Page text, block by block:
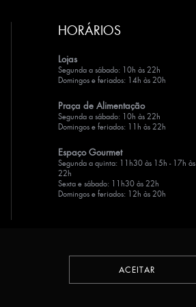
HORÁRIOS
Lojas
Segunda a sábado: 10h às 22h
Domingos e feriados: 14h às 20h
Praça de Alimentação
Segunda a sábado: 10h às 22h
Domingos e feriados: 11h às 22h
Espaço Gourmet
Segunda a quinta: 11h30 às 15h - 17h às
22h
Sexta e sábado: 11h30 às 22h
Domingos e feriados: 12h às 20h
ACEITAR